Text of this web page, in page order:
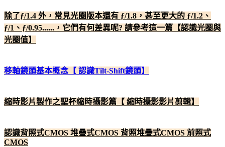
除了ƒ/1.4 外，常見光圈版本還有 ƒ/1.8，甚至更大的 ƒ/1.2、
ƒ/1、ƒ/0.95......，它們有何差異呢? 請參考這一篇【認識光圈與
光圈值】
移軸鏡頭基本概念【 認識Tilt-Shift鏡頭】
縮時影片製作之聖杯縮時攝影篇【 縮時攝影影片剪輯】
認識背照式CMOS 堆疊式CMOS 背照堆疊式CMOS 前照式
CMOS